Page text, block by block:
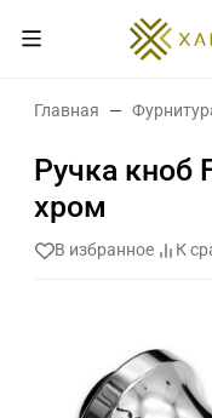
Главная
Ручка кноб
хром
В избранное К